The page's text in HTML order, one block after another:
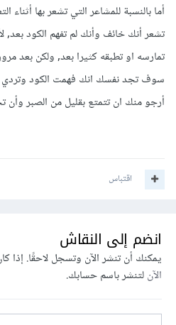
أما بالنسبة للمشاعر التي تشعر بها أثناء
تشعر أنك خائف وأنك لم تفهم الكود بعد,
تمارسه او تطبقه كثيرا بعد, ولكن بعد
سوف تجد نفسك انك فهمت الكود وتردي
أرجو منك ان تتمتع بقليل من الصبر وأن
اقتباس
انضم إلى النقاش
يمكنك أن تنشر الآن وتسجل لاحقًا. إذا
الآنلتنشر باسم حسابك.